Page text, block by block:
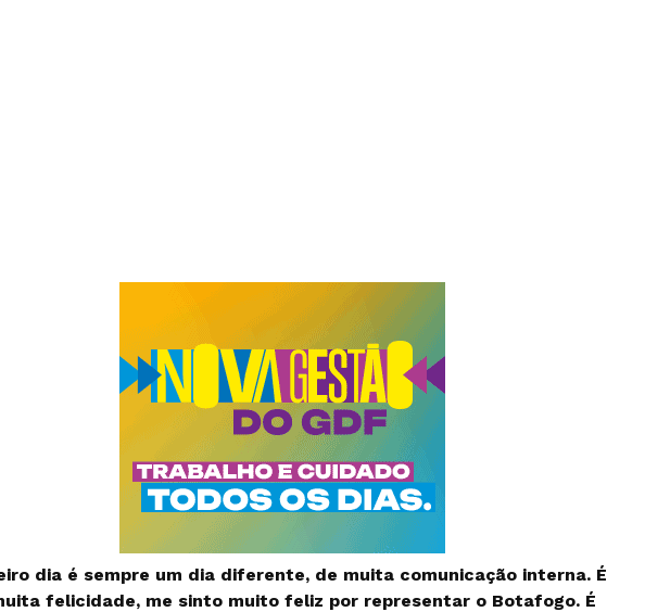
dia é sempre um dia diferente, de muita comunicação interna. É
felicidade, me sinto muito feliz por representar o Botafogo. É